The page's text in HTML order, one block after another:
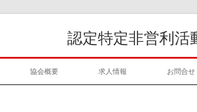
認定特定非営利
協会概要 求人情報 お問合せ